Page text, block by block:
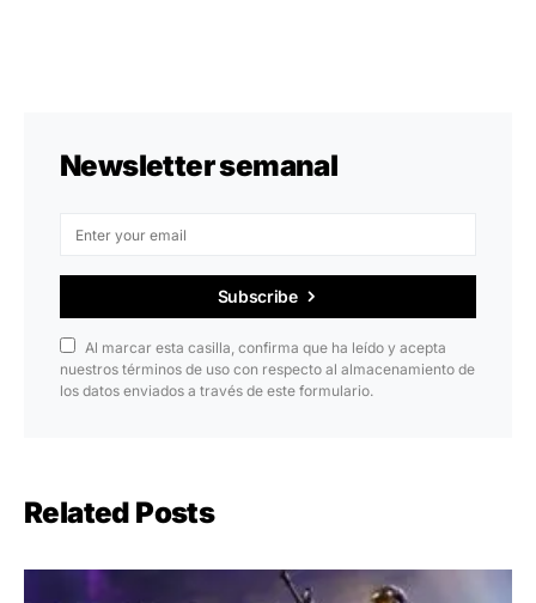
Newsletter semanal
Subscribe
Al marcar esta casilla, confirma que ha leído y acepta
nuestros términos de uso con respecto al almacenamiento de
los datos enviados a través de este formulario.
Related Posts